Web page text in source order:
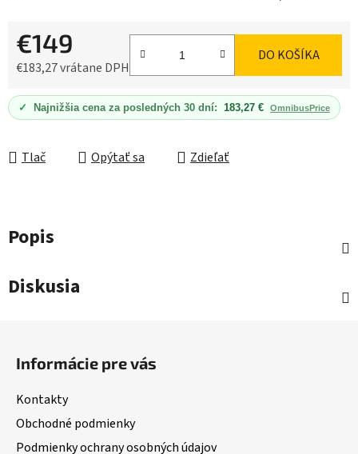
€149
€183,27 vrátane DPH
Jednotková cena:
DO KOŠÍKA
✓ Najnižšia cena za posledných 30 dní: 183,27 € OmnibusPrice
Tlač Opýtať sa Zdieľať
Popis
Diskusia
Informácie pre vás
Kontakty
Obchodné podmienky
Podmienky ochrany osobných údajov